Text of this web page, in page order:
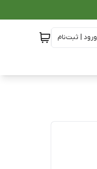
ورود | ثبت‌نام